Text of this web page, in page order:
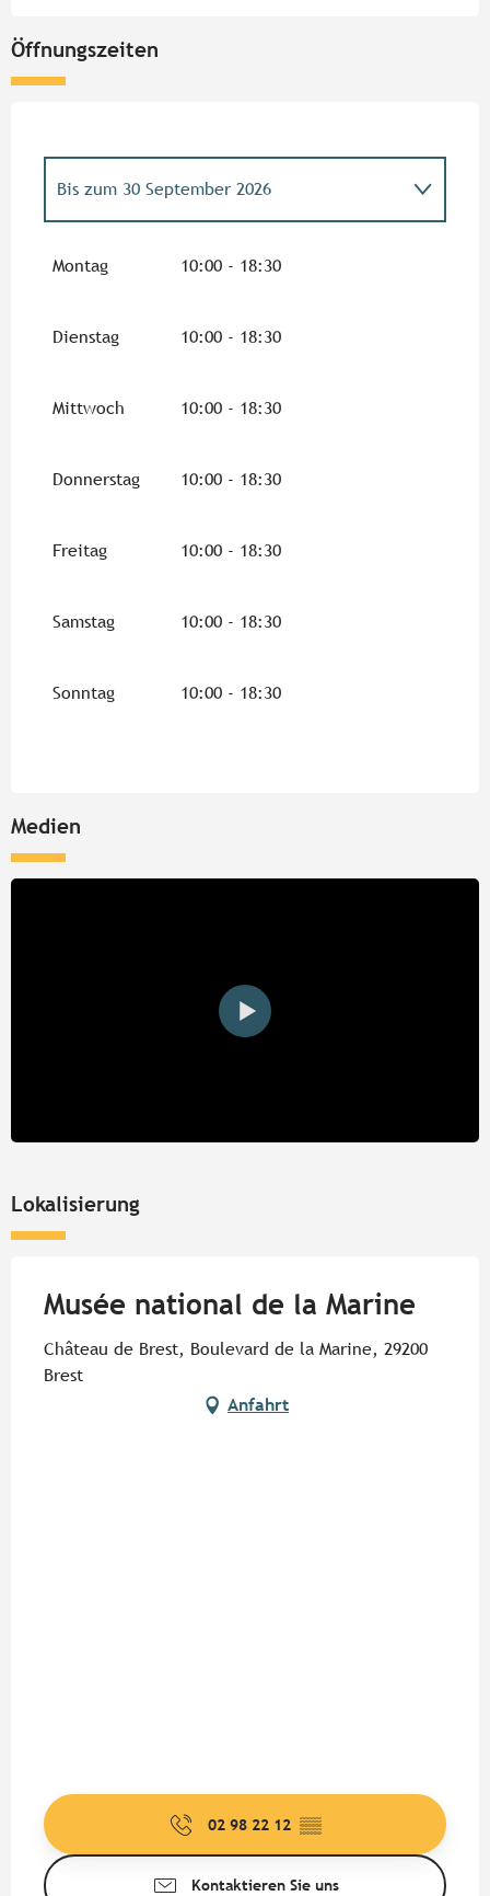
Öffnungszeiten
Bis zum 30 September 2026
Montag 10:00 - 18:30
Dienstag 10:00 - 18:30
Mittwoch 10:00 - 18:30
Donnerstag 10:00 - 18:30
Freitag 10:00 - 18:30
Samstag 10:00 - 18:30
Sonntag 10:00 - 18:30
Medien
Lokalisierung
Musée national de la Marine
Château de Brest, Boulevard de la Marine, 29200
Brest
Anfahrt
02 98 22 12 ▒▒
Kontaktieren Sie uns